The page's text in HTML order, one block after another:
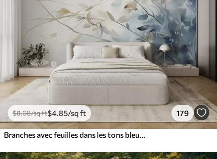
$8.08/sq ft$4 .85/sq ft 179